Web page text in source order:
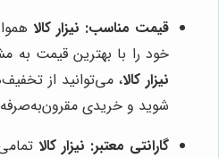
قیمت مناسب: نیزار کالا
خود را با بهترین قیمت به
نیزار کالا، می‌توانید از
شوید و خریدی مقرون‌به‌صرفه
گارانتی معتبر: نیزار کالا